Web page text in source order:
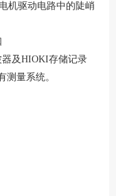
机驱动电路中的陡峭
及HIOKI存储记录
测量系统。